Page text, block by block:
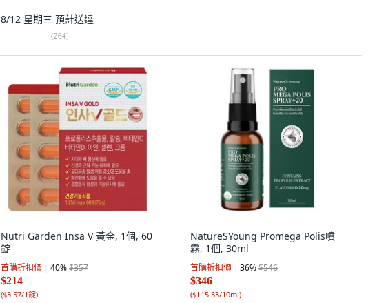
8/12 星期三 預計送達
(264)
Nutri Garden Insa V 黃金, 1個, 60
錠
首購折扣價 40%$357
$214
($3.57/1錠)
NatureSYoung Promega Polis噴
霧, 1個, 30ml
首購折扣價 36%$546
$346
($115.33/10ml)